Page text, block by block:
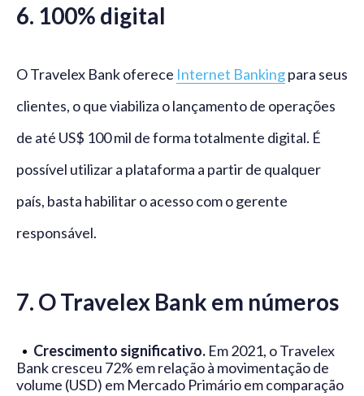
6. 100% digital
O Travelex Bank oferece Internet Bankingpara seus
clientes, o que viabiliza o lançamento de operações
de até US$ 100 mil de forma totalmente digital. É
possível utilizar a plataforma a partir de qualquer
país, basta habilitar o acesso com o gerente
responsável.
7. O Travelex Bank em números
Crescimento significativo. Em 2021, o Travelex
Bank cresceu 72% em relação à movimentação de
volume (USD) em Mercado Primário em comparação